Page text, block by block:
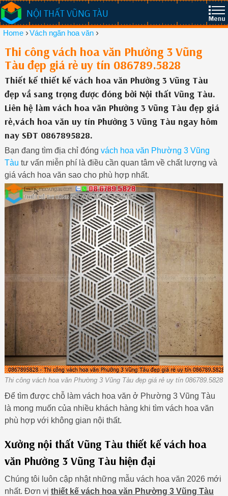
NỘI THẤT VŨNG TÀU
Home ›Vách ngăn hoa văn ›
Thi công vách hoa văn Phường 3 Vũng
Tàu đẹp giá rẻ uy tín 086789.5828
Thiết kế thiết kế vách hoa văn Phường 3 Vũng Tàu
đẹp vầ sang trọng được đóng bởi Nội thất Vũng Tàu.
Liên hệ làm vách hoa văn Phường 3 Vũng Tàu đẹp giá
rẻ,vách hoa văn uy tín Phường 3 Vũng Tàu ngay hôm
nay SĐT 0867895828.
Bạn đang tìm địa chỉ đóng vách hoa văn Phường 3 Vũng
Tàu tư vấn miễn phí là điều cần quan tâm về chất lượng và
giá vách hoa văn sao cho phù hợp nhất.
Thi công vách hoa văn Phường 3 Vũng Tàu đẹp giá rẻ uy tín 086789.5828
Để tìm được chỗ làm vách hoa văn ở Phường 3 Vũng Tàu
là mong muốn của nhiều khách hàng khi tìm vách hoa văn
phù hợp với không gian nội thất.
Xưởng nội thất Vũng Tàu thiết kế vách hoa
văn Phường 3 Vũng Tàu hiện đại
Chúng tôi luôn cập nhật những mẫu vách hoa văn 2026 mới
nhất. Đơn vị thiết kế vách hoa văn Phường 3 Vũng Tàu